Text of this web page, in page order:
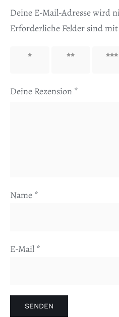
Deine E-Mail-Adresse wird
Erforderliche Felder sind mit
1 von 2 von 3 von
Deine Rezension *
Name *
E-Mail *